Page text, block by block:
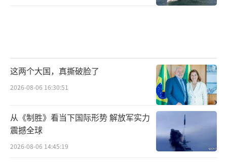
美菲此次联合军演，加上澳大利亚和日本
的参与，对地区局势带来了极大的不稳定因
素。从地缘政治角度看，美国通过加强与菲律
宾的军事合作，进一步巩固其在亚太地区的军
事布局，对中国形成战略围堵态势。这种军事
上的施压，极有可能引发地区军备竞赛，周边
国家为了维护自身安全，不得不加强军事防御
这两个大国，真撕破脸了
2026-08-06 16:30:51
从《制胜》看当下国际形势 解放军实力
震撼全球
2026-08-06 14:45:19